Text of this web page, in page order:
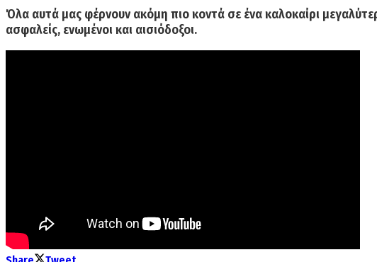
Όλα αυτά μας φέρνουν ακόμη πιο κοντά σε ένα καλοκαίρι
ασφαλείς, ενωμένοι και αισιόδοξοι.